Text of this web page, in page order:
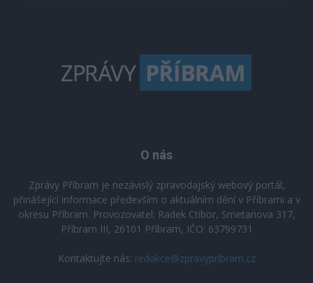
O nás
Zprávy Příbram je nezávislý zpravodajský webový portál,
přinášející informace především o aktuálním dění v Příbrami a v
okresu Příbram. Provozovatel: Radek Ctibor, Smetanova 317,
Příbram III, 26101 Příbram, IČO: 63799731
Kontaktujte nás: redakce@zpravypribram.cz